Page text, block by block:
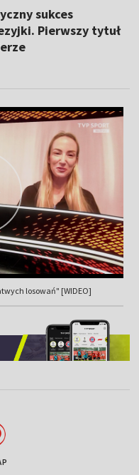
sukces
Pierwszy tytuł
losowań" [WIDEO]